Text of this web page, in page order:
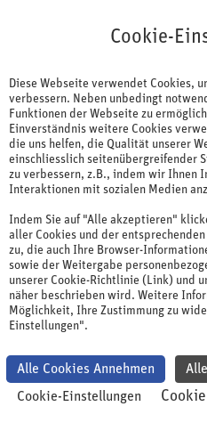
Cookie-
Diese Webseite verwendet Cookies,
verbessern. Neben unbedingt
Funktionen der Webseite zu
Einverständnis weitere Cookies
die uns helfen, die Qualität unserer
einschliesslich seitenübergreifender
zu verbessern, z.B., indem wir Ihnen
Interaktionen mit sozialen Medien
Indem Sie auf "Alle akzeptieren"
aller Cookies und der
zu, die auch Ihre Browser-
sowie der Weitergabe
unserer Cookie-Richtlinie (Link) und
näher beschrieben wird. Weitere
Möglichkeit, Ihre Zustimmung zu
Einstellungen".
Alle Cookies Annehmen
Cookie-Einstellungen